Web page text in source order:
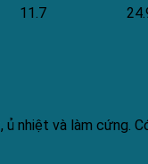
11.7
nhiệt và làm cứng.